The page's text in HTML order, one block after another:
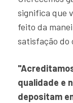
significa que
feito da
satisfação do
qualidade e
depositam